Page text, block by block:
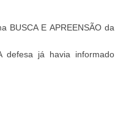
BUSCA E APREENSÃO da
defesa já havia informado